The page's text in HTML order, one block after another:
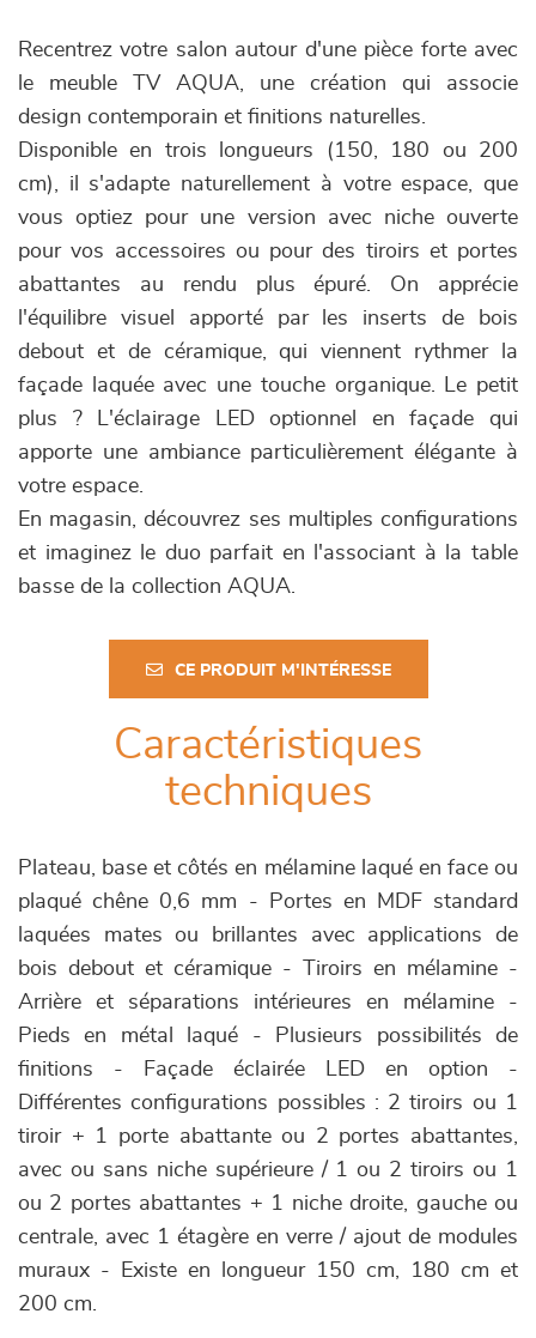
Recentrez votre salon autour d'une pièce forte avec
le meuble TV AQUA, une création qui associe
design contemporain et finitions naturelles.
Disponible en trois longueurs (150, 180 ou 200
cm), il s'adapte naturellement à votre espace, que
vous optiez pour une version avec niche ouverte
pour vos accessoires ou pour des tiroirs et portes
abattantes au rendu plus épuré. On apprécie
l'équilibre visuel apporté par les inserts de bois
debout et de céramique, qui viennent rythmer la
façade laquée avec une touche organique. Le petit
plus ? L'éclairage LED optionnel en façade qui
apporte une ambiance particulièrement élégante à
votre espace.
En magasin, découvrez ses multiples configurations
et imaginez le duo parfait en l'associant à la table
basse de la collection AQUA.
CE PRODUIT M'INTÉRESSE
Caractéristiques
techniques
Plateau, base et côtés en mélamine laqué en face ou
plaqué chêne 0,6 mm - Portes en MDF standard
laquées mates ou brillantes avec applications de
bois debout et céramique - Tiroirs en mélamine -
Arrière et séparations intérieures en mélamine -
Pieds en métal laqué - Plusieurs possibilités de
finitions - Façade éclairée LED en option -
Différentes configurations possibles : 2 tiroirs ou 1
tiroir + 1 porte abattante ou 2 portes abattantes,
avec ou sans niche supérieure / 1 ou 2 tiroirs ou 1
ou 2 portes abattantes + 1 niche droite, gauche ou
centrale, avec 1 étagère en verre / ajout de modules
muraux - Existe en longueur 150 cm, 180 cm et
200 cm.